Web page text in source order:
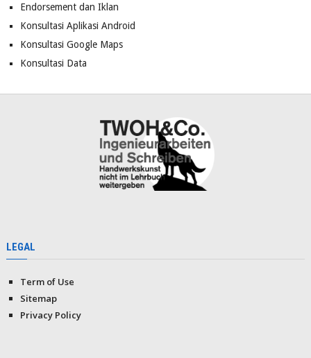
Endorsement dan Iklan
Konsultasi Aplikasi Android
Konsultasi Google Maps
Konsultasi Data
LEGAL
Term of Use
Sitemap
Privacy Policy